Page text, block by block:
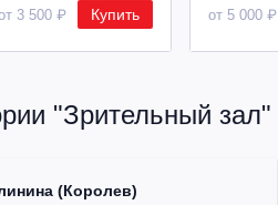
3 500 ₽ Купить от 5 000 ₽
"Зрительный зал"
(Королев)